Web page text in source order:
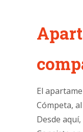
El
Cómpeta,
Desde